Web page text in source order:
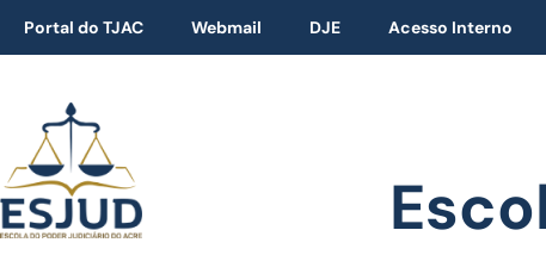
Portal do TJAC Webmail DJE Acesso Interno